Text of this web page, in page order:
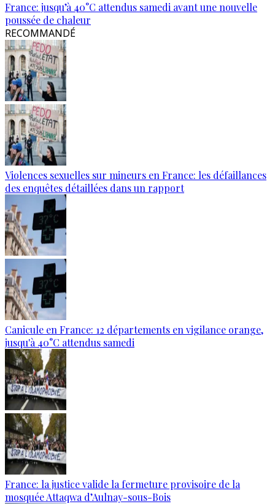
France: jusqu’à 40°C attendus samedi avant une nouvelle
poussée de chaleur
RECOMMANDÉ
Violences sexuelles sur mineurs en France: les défaillances
des enquêtes détaillées dans un rapport
Canicule en France: 12 départements en vigilance orange,
jusqu'à 40°C attendus samedi
France: la justice valide la fermeture provisoire de la
mosquée Attaqwa d’Aulnay-sous-Bois